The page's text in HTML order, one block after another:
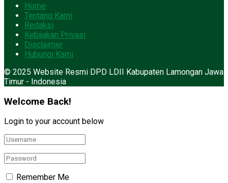
Home
Tentang Kami
Redaksi
Kebijakan Privasi
Disclaimer
Hubungi Kami
© 2025 Website Resmi DPD LDII Kabupaten Lamongan Jawa
Timur - Indonesia
Welcome Back!
Login to your account below
Remember Me